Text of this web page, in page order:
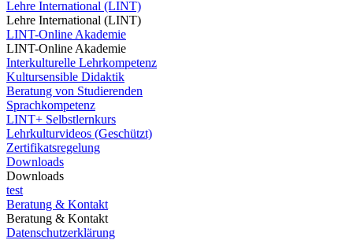
Lehre International (LINT)
Lehre International (LINT)
LINT-Online Akademie
LINT-Online Akademie
Interkulturelle Lehrkompetenz
Kultursensible Didaktik
Beratung von Studierenden
Sprachkompetenz
LINT+ Selbstlernkurs
Lehrkulturvideos (Geschützt)
Zertifikatsregelung
Downloads
Downloads
test
Beratung & Kontakt
Beratung & Kontakt
Datenschutzerklärung